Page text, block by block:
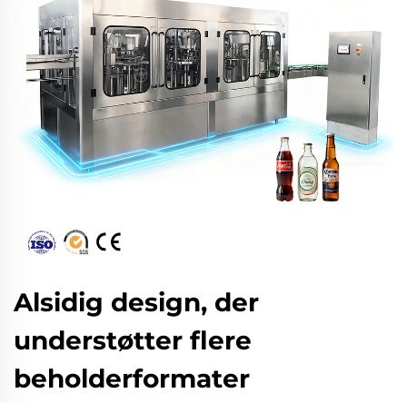
Alsidig design, der
understøtter flere
beholderformater